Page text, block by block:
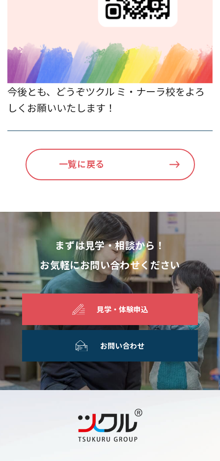
今後とも、どうぞツクル ミ・ナーラ校をよろ
しくお願いいたします！
一覧に戻る
まずは見学・相談から！
お気軽にお問い合わせください
見学・体験申込
お問い合わせ